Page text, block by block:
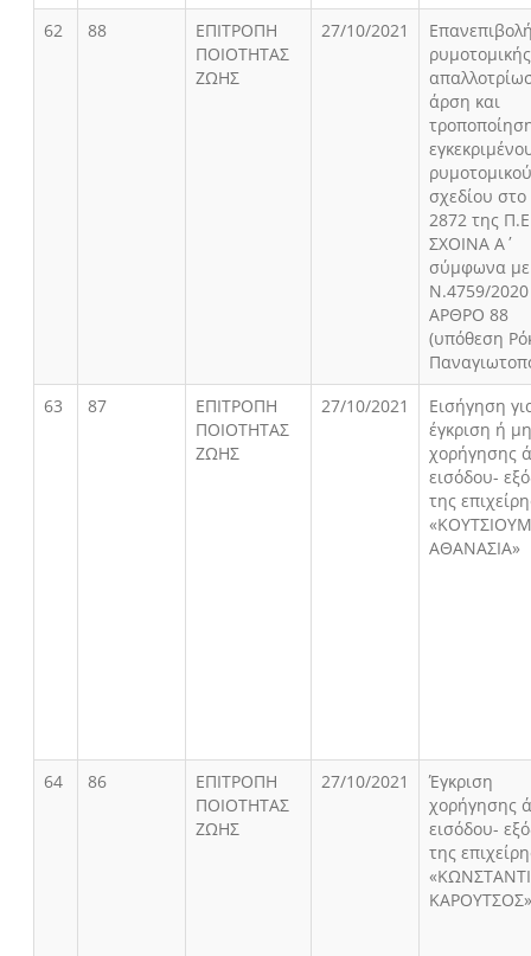
62
88
ΕΠΙΤΡΟΠΗ
ΠΟΙΟΤΗΤΑΣ
ΖΩΗΣ
27/10/2021
ρυμοτομικής
άρση και
σχεδίου
2872 της
ΣΧΟΙΝΑ Α΄
σύμφωνα
Ν.4759/
ΑΡΘΡΟ 88
(υπόθεση
63
87
ΕΠΙΤΡΟΠΗ
ΠΟΙΟΤΗΤΑΣ
ΖΩΗΣ
27/10/2021
Εισήγηση
έγκριση ή
χορήγησης
εισόδου-
της
ΑΘΑΝΑΣΙΑ»
64 86
ΕΠΙΤΡΟΠΗ
ΠΟΙΟΤΗΤΑΣ
ΖΩΗΣ
27/10/2021
Έγκριση
χορήγησης
εισόδου-
της